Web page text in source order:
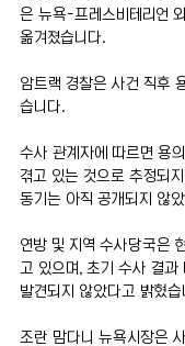
은 뉴욕-프레스비테리언
옮겨졌습니다.
암트랙 경찰은 사건 직후
습니다.
수사 관계자에 따르면 용
겪고 있는 것으로 추정되
동기는 아직 공개되지 않
연방 및 지역 수사당국은
고 있으며, 초기 수사 결
발견되지 않았다고 밝혔습
조란 맘다니 뉴욕시장은